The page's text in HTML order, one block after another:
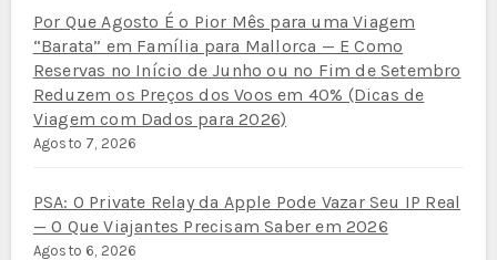
Por Que Agosto É o Pior Mês para uma Viagem
“Barata” em Família para Mallorca — E Como
Reservas no Início de Junho ou no Fim de Setembro
Reduzem os Preços dos Voos em 40% (Dicas de
Viagem com Dados para 2026)
Agosto 7, 2026
PSA: O Private Relay da Apple Pode Vazar Seu IP Real
— O Que Viajantes Precisam Saber em 2026
Agosto 6, 2026